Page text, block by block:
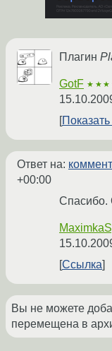
Плагин
GotF
Показать
Ответ на:
+00:00
Спасибо.
Ссылка
Вы не можете
перемещена в